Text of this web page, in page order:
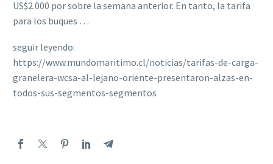
US$2.000 por sobre la semana anterior. En tanto, la tarifa
para los buques …
seguir leyendo:
https://www.mundomaritimo.cl/noticias/tarifas-de-carga-
granelera-wcsa-al-lejano-oriente-presentaron-alzas-en-
todos-sus-segmentos-segmentos